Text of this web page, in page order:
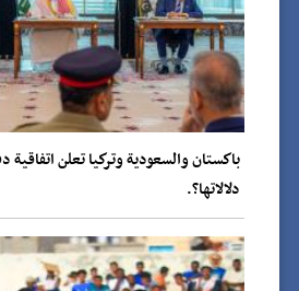
باكستان والسعودية وتركيا تعلن
دلالاتها؟.